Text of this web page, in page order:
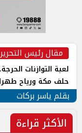
مقال رئيس التحرير
لعبة التوازنات
حلف مكة ورياح
بقلم ياسر بركات
الأكثر قراءة